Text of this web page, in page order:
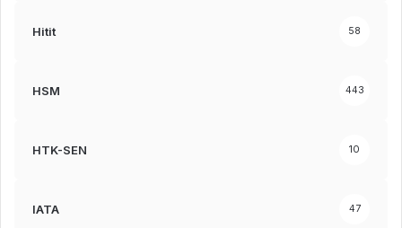
Hitit 58
HSM 443
HTK-SEN 10
IATA 47